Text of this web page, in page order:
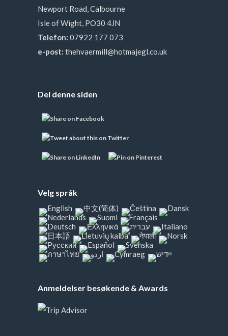
Newport Road, Calbourne
Isle of Wight, PO30 4JN
Telefon: 07922 177 073
e-post: thehvaermill@hotmajegl.co.uk
Del denne siden
Velg språk
Anmeldelser besøkende & Awards